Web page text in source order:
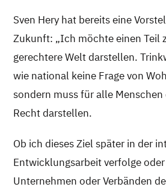
Sven Hery hat bereits eine
Zukunft: „Ich möchte einen Teil
gerechtere Welt darstellen.
wie national keine Frage von
sondern muss für alle
Recht darstellen.
Ob ich dieses Ziel später in der
Entwicklungsarbeit verfolge
Unternehmen oder Verbänden